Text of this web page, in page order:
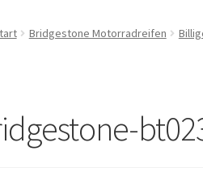
Bridgestone Motorradreifen